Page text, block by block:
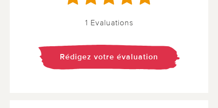
1 Evaluations
Rédigez votre évaluation